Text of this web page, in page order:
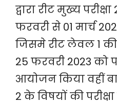
द्वारा रीट मुख्य
फरवरी से 01 मार्च
जिसमे रीट लेवल 1
25 फरवरी 2023 को
आयोजन किया वहीं
2 के विषयों की